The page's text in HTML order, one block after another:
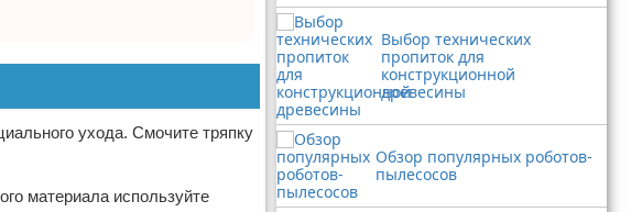
ухода. Смочите тряпку
материала используйте
Выбор технических
пропиток для
конструкционной
древесины
Обзор популярных роботов-
пылесосов